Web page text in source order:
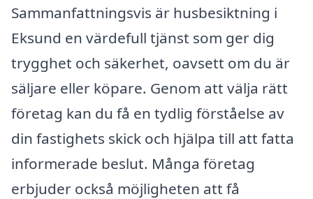
Sammanfattningsvis är husbesiktning i
Eksund en värdefull tjänst som ger dig
trygghet och säkerhet, oavsett om du är
säljare eller köpare. Genom att välja rätt
företag kan du få en tydlig förståelse av
din fastighets skick och hjälpa till att fatta
informerade beslut. Många företag
erbjuder också möjligheten att få